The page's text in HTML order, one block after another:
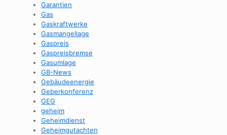
Garantien
Gas
Gaskraftwerke
Gasmangellage
Gaspreis
Gaspreisbremse
Gasumlage
GB-News
Gebäudeenergie
Geberkonferenz
GEG
geheim
Geheimdienst
Geheimgutachten